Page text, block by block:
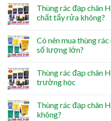
Thùng rác đạp chân
chất tẩy rửa không?
Có nên mua thùng
số lượng lớn?
Thùng rác đạp chân
trường học
Thùng rác đạp chân
không?